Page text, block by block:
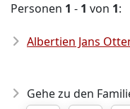
Personen 1 - 1 von 1:
Albertien Jans
Gehe zu den